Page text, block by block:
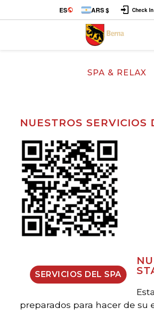
ES ARS $ Check In
SPA & RELAX
NUESTROS SERVICIOS
SERVICIOS DEL SPA
preparados para hacer de su